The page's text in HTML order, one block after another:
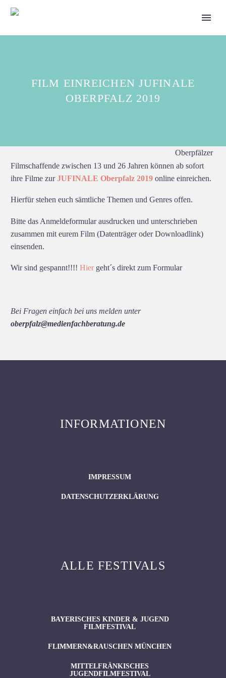
FILM EINREICHEN JUFINALE
OBERPFALZ 2019
Oberpfälzer
Filmschaffende zwischen 13 und 26 Jahren können ab sofort
ihre Filme zurJUFINALE Oberpfalz 2019 online einreichen.
Hierfür stehen euch sämtliche Themen und Genres offen.
Bitte das Anmeldeformular ausdrucken und unterschrieben
zusammen mit eurem Film (Datenträger oder Downloadlink)
einsenden.
Wir sind gespannt!!!! Hier geht´s direkt zum Formular
Bei Fragen einfach bei uns melden unter
oberpfalz@medienfachberatung.de
INFORMATIONEN
IMPRESSUM
DATENSCHUTZERKLÄRUNG
ALLE FESTIVALS
BAYERISCHES KINDER & JUGEND
FILMFESTIVAL
FLIMMERN&RAUSCHEN MÜNCHEN
MITTELFRÄNKISCHES
JUGENDFILMFESTIVAL